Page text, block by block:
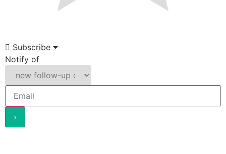
Subscribe
Notify of